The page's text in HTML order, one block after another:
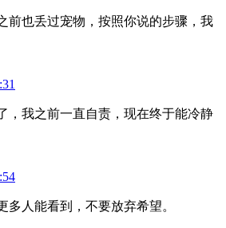
前也丢过宠物，按照你说的步骤，我
，我之前一直自责，现在终于能冷静
多人能看到，不要放弃希望。